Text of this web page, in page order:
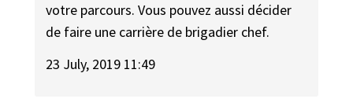
votre parcours. Vous pouvez aussi décider
de faire une carrière de brigadier chef.
23 July, 2019 11:49